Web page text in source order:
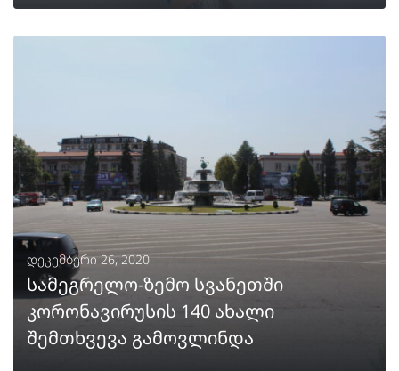
დეკემბერი 26, 2020
სამეგრელო-ზემო სვანეთში
კორონავირუსის 140 ახალი
შემთხვევა გამოვლინდა